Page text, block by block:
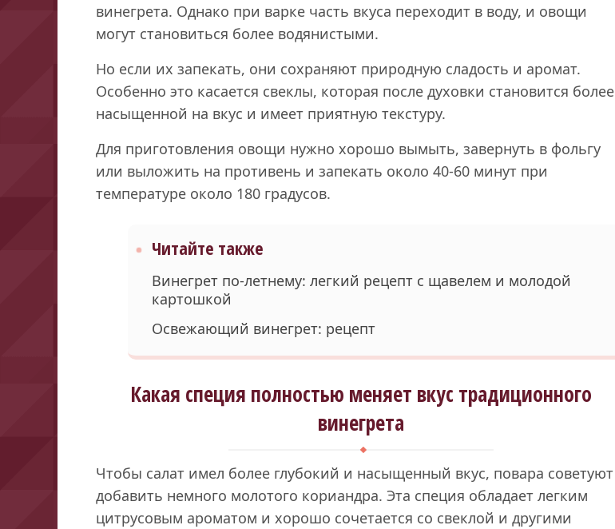
винегрета. Однако при варке часть вкуса переходит в воду, и овощи
могут становиться более водянистыми.
Но если их запекать, они сохраняют природную сладость и аромат.
Особенно это касается свеклы, которая после духовки становится более
насыщенной на вкус и имеет приятную текстуру.
Для приготовления овощи нужно хорошо вымыть, завернуть в фольгу
или выложить на противень и запекать около 40-60 минут при
температуре около 180 градусов.
Читайте также
Винегрет по-летнему: легкий рецепт с щавелем и молодой
картошкой
Освежающий винегрет: рецепт
Какая специя полностью меняет вкус традиционного
винегрета
Чтобы салат имел более глубокий и насыщенный вкус, повара советуют
добавить немного молотого кориандра. Эта специя обладает легким
цитрусовым ароматом и хорошо сочетается со свеклой и другими